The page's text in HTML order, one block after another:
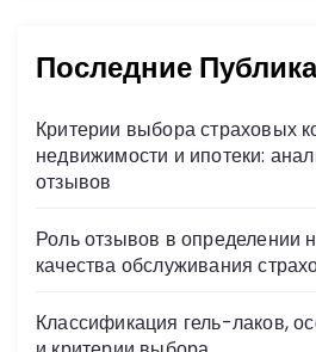
Последние
Критерии выбора страховых
недвижимости и ипотеки:
отзывов
Роль отзывов в определении
качества обслуживания
Классификация гель-лаков,